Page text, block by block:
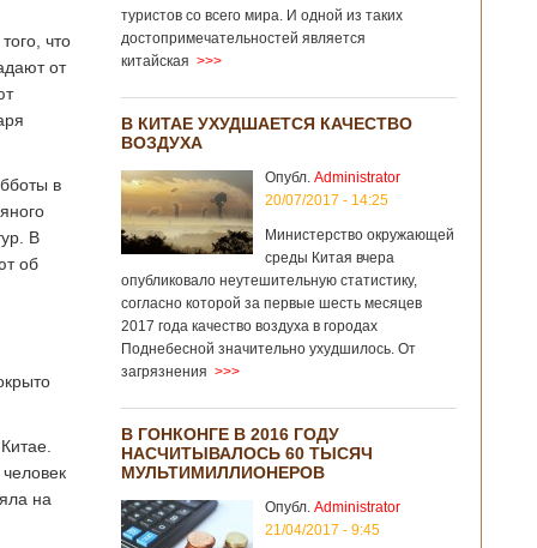
что
от
в
В
об
на
туристов со всего мира. И одной из таких
достопримечательностей является
китайская >>>
В КИТАЕ УХУДШАЕТСЯ КАЧЕСТВО
ВОЗДУХА
Опубл. Administrator
20/07/2017 - 14:25
Министерство окружающей
среды Китая вчера
опубликовало неутешительную статистику,
согласно которой за первые шесть месяцев
2017 года качество воздуха в городах
Поднебесной значительно ухудшилось. От
загрязнения >>>
В ГОНКОНГЕ В 2016 ГОДУ
НАСЧИТЫВАЛОСЬ 60 ТЫСЯЧ
МУЛЬТИМИЛЛИОНЕРОВ
Опубл. Administrator
21/04/2017 - 9:45